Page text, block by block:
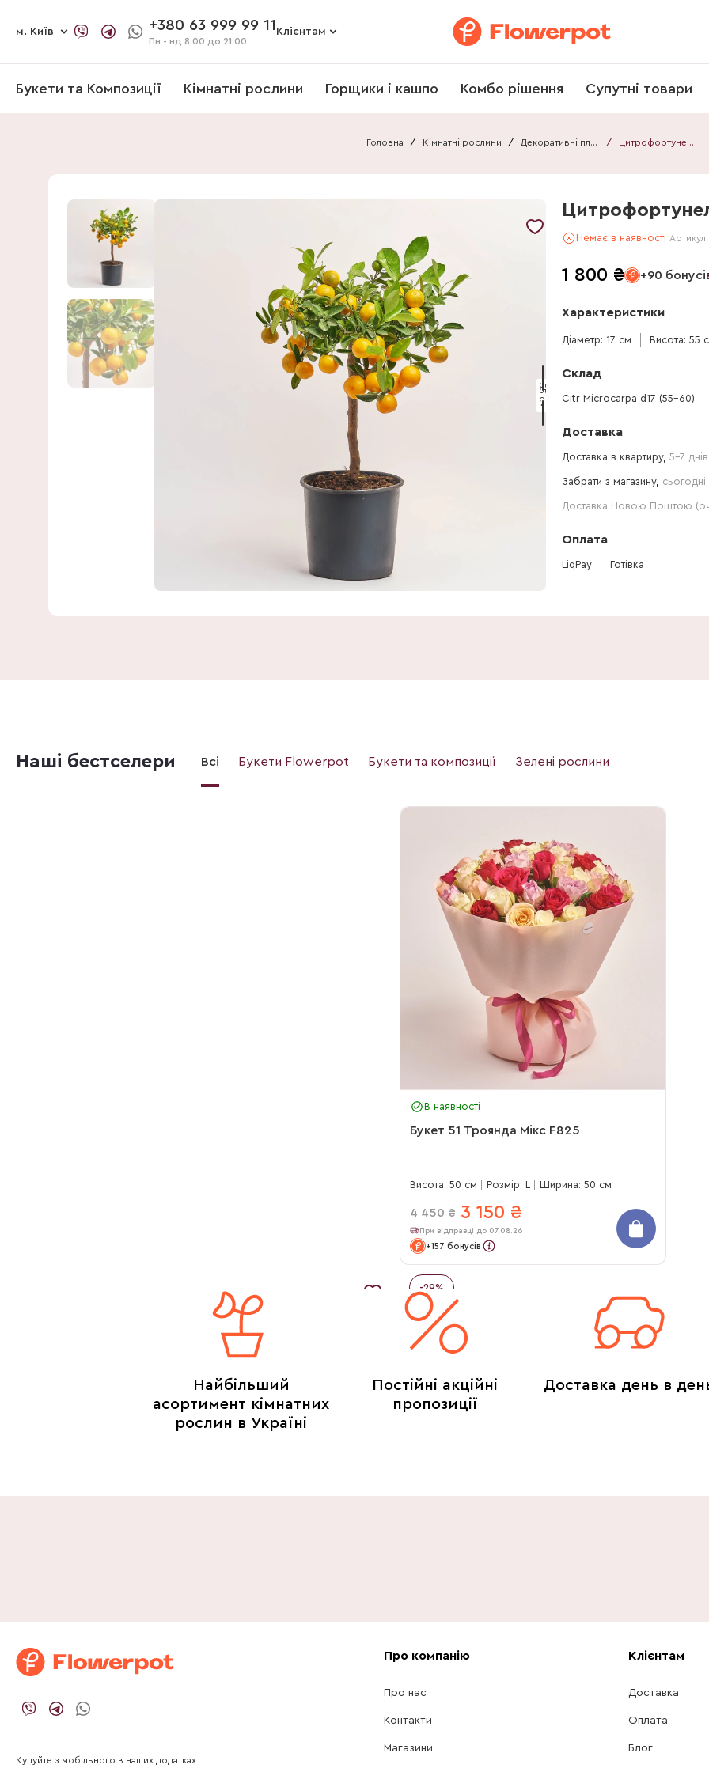
м. Київ +380 63 999 99 11
Пн - нд 8:00 до 21:00
Клієнтам
Букети та Композиції Кімнатні рослини Горщики і кашпо Комбо рішення Супутні товари
Головна / Кімнатні рослини / Декоративні плоди / Цитрофортунелла мікрокарпа
55 см
Немає в наявності Артикул:
1 800 ₴ +90
Характеристики
Діаметр: 17 см Висота: 55
Склад
Citr Microcarpa d17 (55-60)
Доставка
Доставка в квартиру, 5-7 днів
Забрати з магазину,
Доставка Новою Поштою
Оплата
LiqPay Готівка
Наші бестселери Всі Букети Flowerpot Букети та композиції Зелені рослини
В наявності
Букет 51 Троянда Мікс F825
Висота: 50 см Розмір: L Ширина: 50 см
4 450 ₴ 3 150 ₴
При відправці до 07.08.26
+157 бонусів
-29%
Найбільший
асортимент кімнатних
рослин в Україні
Постійні акційні
пропозиції
Доставка день в
Купуйте з мобільного в наших додатках
Про компанію
Про нас
Контакти
Магазини
Клієнтам
Доставка
Оплата
Блог